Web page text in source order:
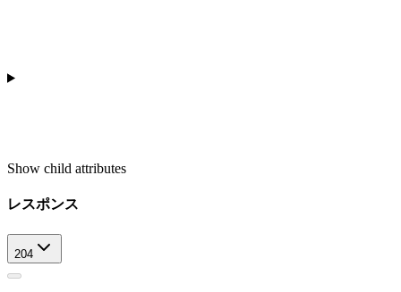
Show child attributes
レスポンス
204